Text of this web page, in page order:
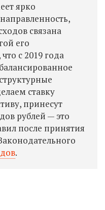
ярко
связана
его
с 2019 года
ставку
принесут
рублей — это
после принятия
.